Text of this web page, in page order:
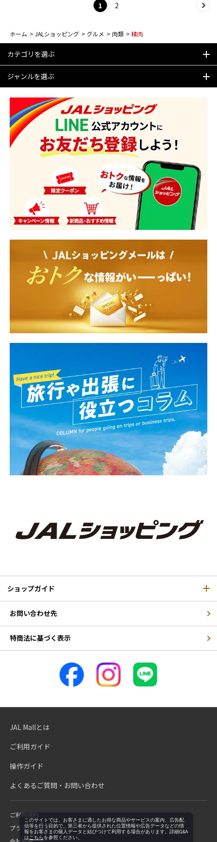
1 2
ホーム > JALショッピング > グルメ > 肉類 > 精肉
カテゴリを選ぶ
ジャンルを選ぶ
ショップガイド
お問い合わせ先
特商法に基づく表示
JAL Mallとは
ご利用ガイド
操作ガイド
よくあるご質問・お問い合わせ
ご利用規約
プライバシーポリシー
このサイトでは、お客さまに適したお得な商品やサービスの案内、広告配
信等を行う目的で、第三者から提供された位置情報や広告データなどの情
報をお客さまの個人データと結びつけて利用する場合があります。詳細Q&A
は こちらを参照ください。